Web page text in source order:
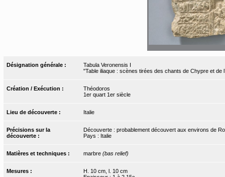
Désignation générale :
Tabula Veronensis I
"Table iliaque : scènes tirées des chants de Chypre et de
Création / Exécution :
Théodoros
1er quart 1er siècle
Lieu de découverte : Italie
Précisions sur la
découverte :
Découverte : probablement découvert aux environs de
Pays : Italie
Matières et techniques : marbre (bas relief)
Mesures :
H. 10 cm, l. 10 cm